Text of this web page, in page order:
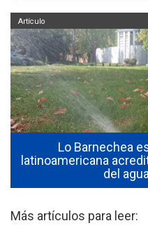
Lo Barnechea
latinoamericana
del
Artículo
Más artículos para leer: